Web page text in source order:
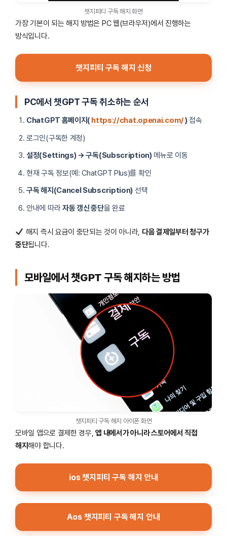
챗지피티 구독 해지 화면
가장 기본이 되는 해지 방법은 PC 웹(브라우저)에서 진행하는
방식입니다.
챗지피티 구독 해지 신청
PC에서 챗GPT 구독 취소하는 순서
ChatGPT 홈페이지( https://chat.openai.com/)접속
로그인(구독한 계정)
설정(Settings) → 구독(Subscription)메뉴로 이동
현재 구독 정보(예: ChatGPT Plus)를 확인
구독 해지(Cancel Subscription) 선택
안내에 따라자동 갱신 중단을 완료
해지 즉시 요금이 중단되는 것이 아니라, 다음 결제일부터 청구가
중단됩니다.
모바일에서 챗GPT 구독 해지하는 방법
챗지피티 구독 해지 아이폰 화면
모바일 앱으로 결제한 경우,앱 내에서가 아니라 스토어에서 직접
해지해야 합니다.
ios 챗지피티 구독 해지 안내
Aos 챗지피티 구독 해지 안내